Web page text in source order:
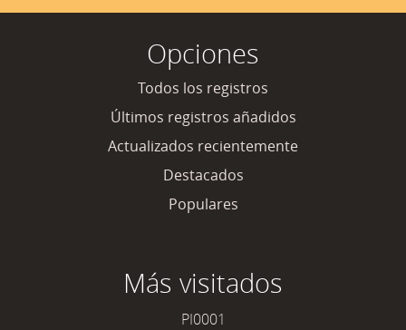
Opciones
Todos los registros
Últimos registros añadidos
Actualizados recientemente
Destacados
Populares
Más visitados
PI0001